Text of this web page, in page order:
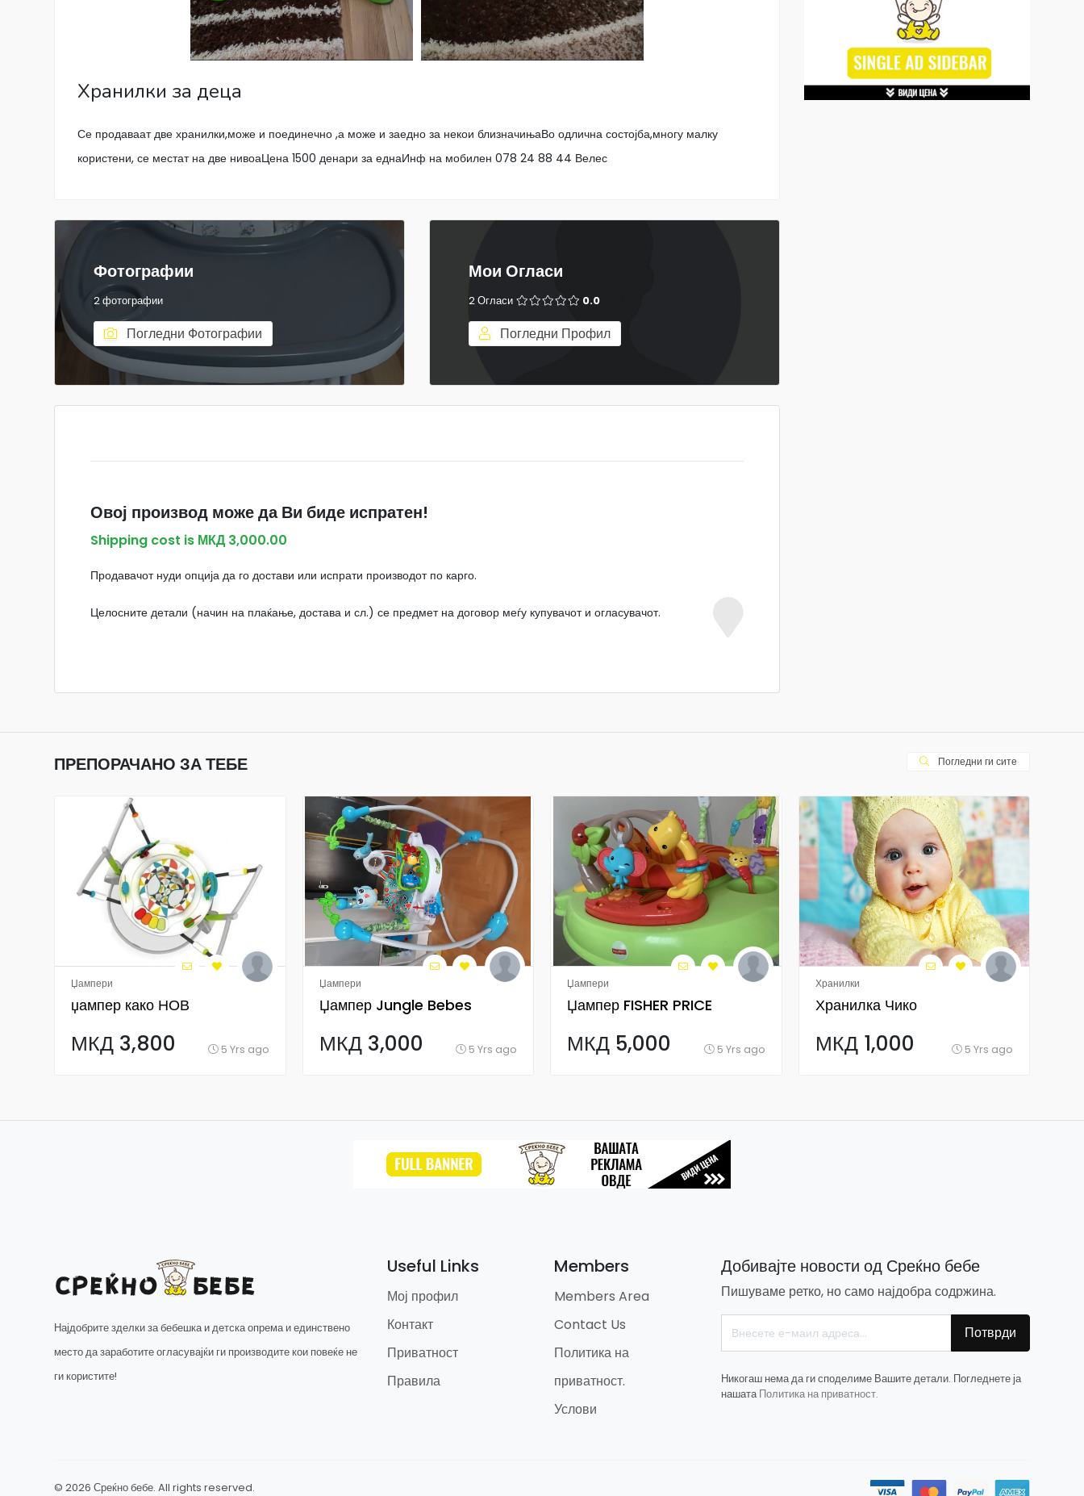
Хранилки за деца
Се продаваат две хранилки,може и поединечно ,а може и заедно за некои близначињаВо одлична состојба,многу малку
користени, се местат на две нивоаЦена 1500 денари за еднаИнф на мобилен 078 24 88 44 Велес
Фотографии
2 фотографии
Погледни Фотографии
Мои Огласи
2 Огласи 0.0
Погледни Профил
Овој производ може да Ви биде испратен!
Shipping cost is МКД 3,000.00
Продавачот нуди опција да го достави или испрати производот по карго.
Целосните детали (начин на плаќање, достава и сл.) се предмет на договор меѓу купувачот и огласувачот.
Погледни ги сите
ПРЕПОРАЧАНО ЗА ТЕБЕ
Џампери
џампер како НОВ
МКД 3,800 5 Yrs ago
Џампери
Џампер Jungle Bebes
МКД 3,000 5 Yrs ago
Џампери
Џампер FISHER PRICE
МКД 5,000 5 Yrs ago
Хранилки
Хранилка Чико
МКД 1,000 5 Yrs ago
Најдобрите зделки за бебешка и детска опрема и единствено
место да заработите огласувајќи ги производите кои повеќе не
ги користите!
Useful Links
Мој профил
Контакт
Приватност
Правила
Members
Members Area
Contact Us
Политика на
приватност.
Услови
Добивајте новости од Среќно бебе
Пишуваме ретко, но само најдобра содржина.
Потврди
Никогаш нема да ги споделиме Вашите детали. Погледнете ја
нашатаПолитика на приватност.
© 2026 Среќно бебе. All rights reserved.